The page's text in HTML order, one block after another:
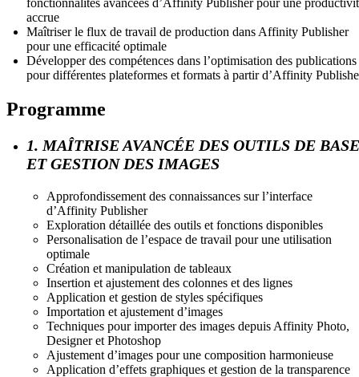
accrue
Maîtriser le flux de travail de production dans Affinity Publisher
pour une efficacité optimale
Développer des compétences dans l’optimisation des publications
pour différentes plateformes et formats à partir d’Affinity
Programme
1. MAÎTRISE AVANCÉE DES OUTILS DE BASE
ET GESTION DES IMAGES
Approfondissement des connaissances sur l’interface
d’Affinity Publisher
Exploration détaillée des outils et fonctions disponibles
Personalisation de l’espace de travail pour une utilisation
optimale
Création et manipulation de tableaux
Insertion et ajustement des colonnes et des lignes
Application et gestion de styles spécifiques
Importation et ajustement d’images
Techniques pour importer des images depuis Affinity Photo,
Designer et Photoshop
Ajustement d’images pour une composition harmonieuse
Application d’effets graphiques et gestion de la transparence